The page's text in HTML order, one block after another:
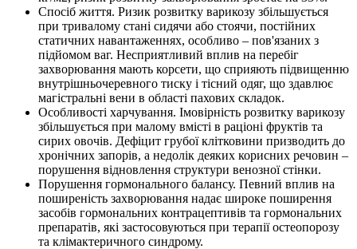
Спосіб життя. Ризик розвитку варикозу збільшується
при тривалому стані сидячи або стоячи, постійних
статичних навантаженнях, особливо – пов'язаних з
підйомом ваг. Несприятливий вплив на перебіг
захворювання мають корсети, що сприяють підвищенню
внутрішньочеревного тиску і тісний одяг, що здавлює
магістральні вени в області пахових складок.
Особливості харчування. Імовірність розвитку варикозу
збільшується при малому вмісті в раціоні фруктів та
сирих овочів. Дефіцит грубої клітковини призводить до
хронічних запорів, а недолік деяких корисних речовин –
порушення відновлення структури венозної стінки.
Порушення гормонального балансу. Певний вплив на
поширеність захворювання надає широке поширення
засобів гормональних контрацептивів та гормональних
препаратів, які застосовуються при терапії остеопорозу
та клімактеричного синдрому.